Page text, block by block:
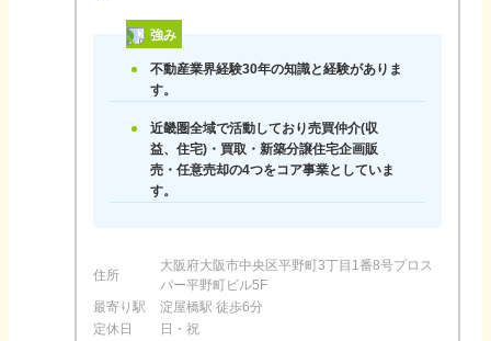
強み
不動産業界経験30年の知識と経験がありま
す。
近畿圏全域で活動しており売買仲介(収
益、住宅)・買取・新築分譲住宅企画販
売・任意売却の4つをコア事業としていま
す。
住所
大阪府大阪市中央区平野町3丁目1番8号プロス
パー平野町ビル5F
最寄り駅
淀屋橋駅 徒歩6分
定休日
日・祝